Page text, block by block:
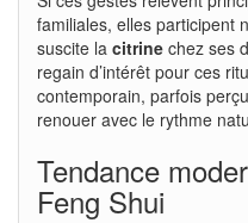
familiales, elles participent
suscite la citrine chez ses
regain d’intérêt pour ces
contemporain, parfois
renouer avec le rythme
Tendance
Feng Shui